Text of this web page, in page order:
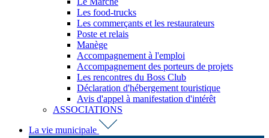
Les food-trucks
Les commerçants et les restaurateurs
Poste et relais
Manège
Accompagnement à l'emploi
Accompagnement des porteurs de projets
Les rencontres du Boss Club
Déclaration d'hébergement touristique
Avis d'appel à manifestation d'intérêt
ASSOCIATIONS
La vie municipale